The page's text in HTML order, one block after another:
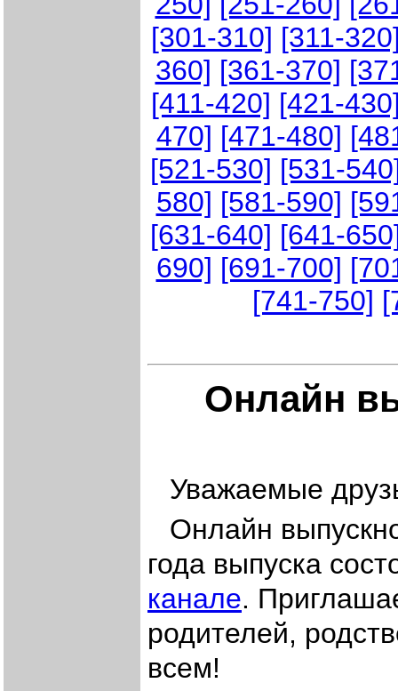
[301-310] [311-
360] [361-370]
[411-420] [421-
470] [471-480]
[521-530] [531-
580] [581-590]
[631-640] [641-
690] [691-700]
[741-750]
Онлайн
Уважаемые
Онлайн
года выпуска
канале.
родителей,
всем!